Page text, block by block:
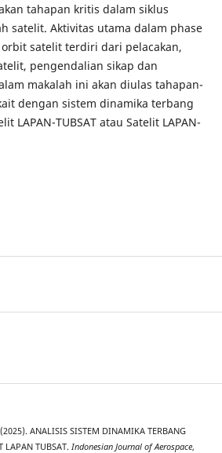
tahapan kritis dalam siklus
satelit. Aktivitas utama dalam phase
satelit terdiri dari pelacakan,
pengendalian sikap dan
makalah ini akan diulas tahapan-
dengan sistem dinamika terbang
LAPAN-TUBSAT atau Satelit LAPAN-
ANALISIS SISTEM DINAMIKA TERBANG
LAPAN TUBSAT. Indonesian Journal of Aerospace,